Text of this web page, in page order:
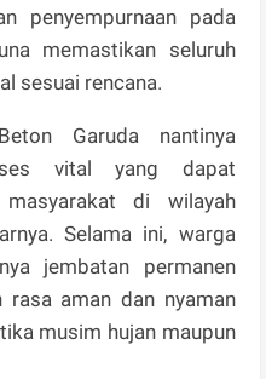
penyempurnaan pada
memastikan seluruh
sesuai rencana.
Garuda nantinya
vital yang dapat
di wilayah
Selama ini, warga
jembatan permanen
rasa aman dan nyaman
musim hujan maupun